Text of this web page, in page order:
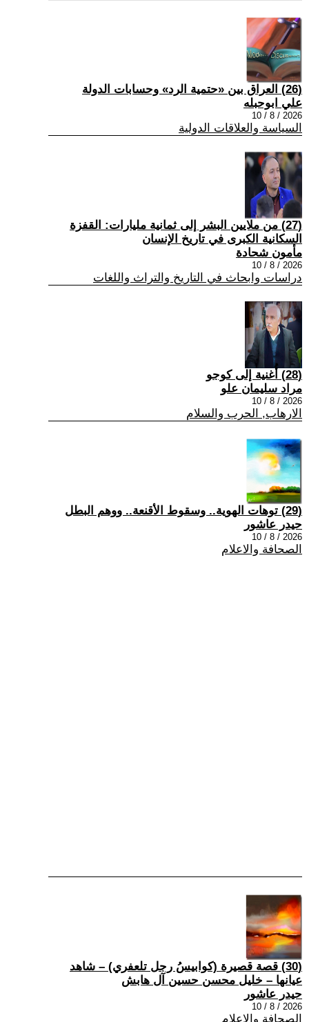
(26) العراق بين «حتمية الرد» وحسابات الدولة
علي ابوحبله
2026 / 8 / 10
السياسة والعلاقات الدولية
(27) من ملايين البشر إلى ثمانية مليارات: القفزة
السكانية الكبرى في تاريخ الإنسان
مأمون شحادة
2026 / 8 / 10
دراسات وابحاث في التاريخ والتراث واللغات
(28) أُغنية إلى كوجو
مراد سليمان علو
2026 / 8 / 10
الارهاب, الحرب والسلام
(29) توهات الهوية.. وسقوط الأقنعة.. ووهم البطل
حيدر عاشور
2026 / 8 / 10
الصحافة والاعلام
(30) قصة قصيرة (كوابيسُ رجل تلعفري) – شاهد
عيانها – خليل محسن حسين آل هابش
حيدر عاشور
2026 / 8 / 10
الصحافة والاعلام